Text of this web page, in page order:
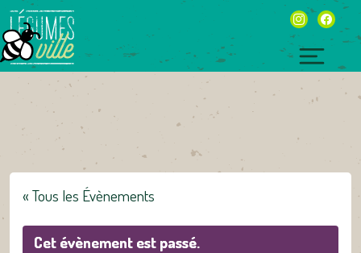
Skip
to
content
instagram
« Tous les Évènements
Cet évènement est passé.